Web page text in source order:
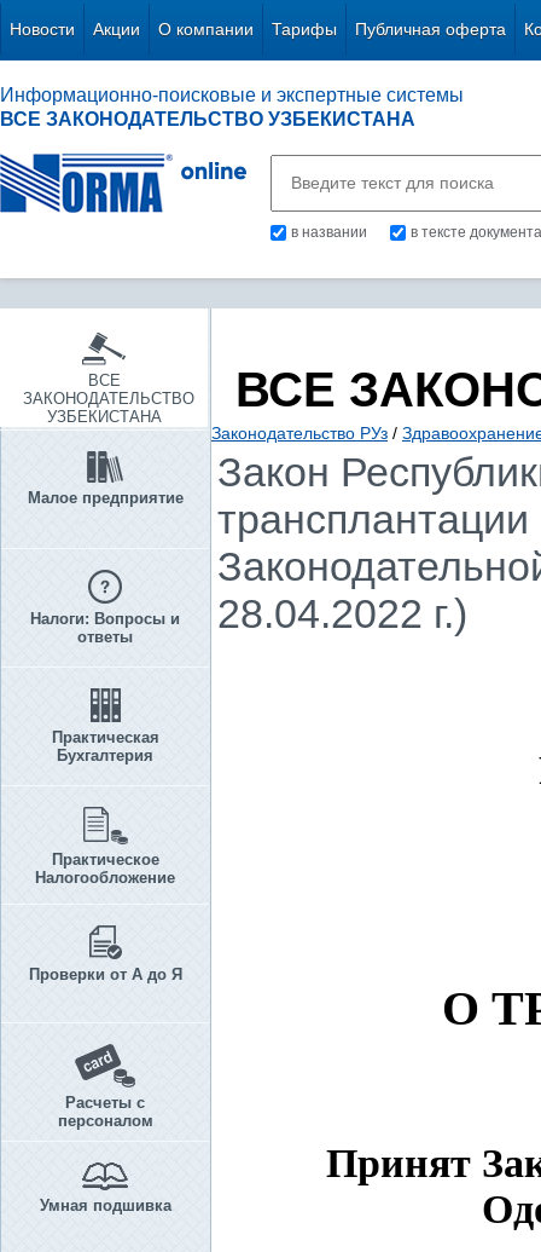
Новости Акции О компании Тарифы Публичная оферта
Информационно-поисковые и экспертные системы
ВСЕ ЗАКОНОДАТЕЛЬСТВО УЗБЕКИСТАНА
в названии в тексте документа
ВСЕ
ЗАКОНОДАТЕЛЬСТВО
УЗБЕКИСТАНА
Малое предприятие
Налоги: Вопросы и
ответы
Практическая
Бухгалтерия
Практическое
Налогообложение
Проверки от А до Я
Расчеты с
персоналом
Умная подшивка
ВСЕ
Законодательство РУз /
Закон
28.04.2022 г.)
О
Принят